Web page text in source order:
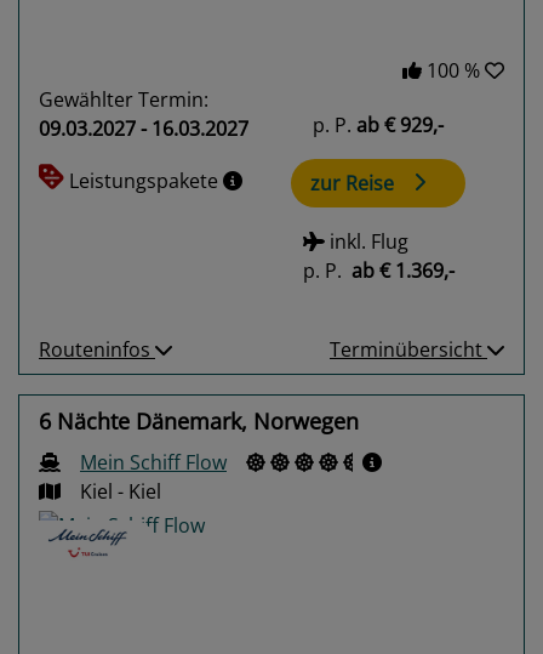
100 %
Gewählter Termin:
09.03.2027 - 16.03.2027
Leistungspakete
p. P. ab€ 929,-
zur Reise
inkl. Flug
p. P. ab€ 1.369,-
Routeninfos Terminübersicht
6 Nächte Dänemark, Norwegen
Mein Schiff Flow
Kiel - Kiel